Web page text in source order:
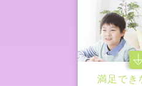
満足でき